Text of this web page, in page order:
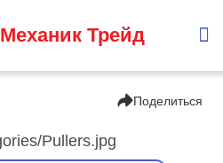
Механик Трейд
Поделиться